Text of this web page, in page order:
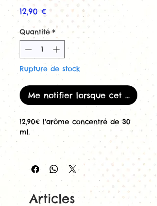
12,90 €Prix
Quantité *
Rupture de stock
Me notifier lorsque cet article
12,90€ l'arôme concentré de 30
ml.
Concentré 30ml
La Dernière
Scéance de Freaks , pour
cigarette électronique.
Profitez de la dernière séance
de chez Freaks. Un excellent
Articles